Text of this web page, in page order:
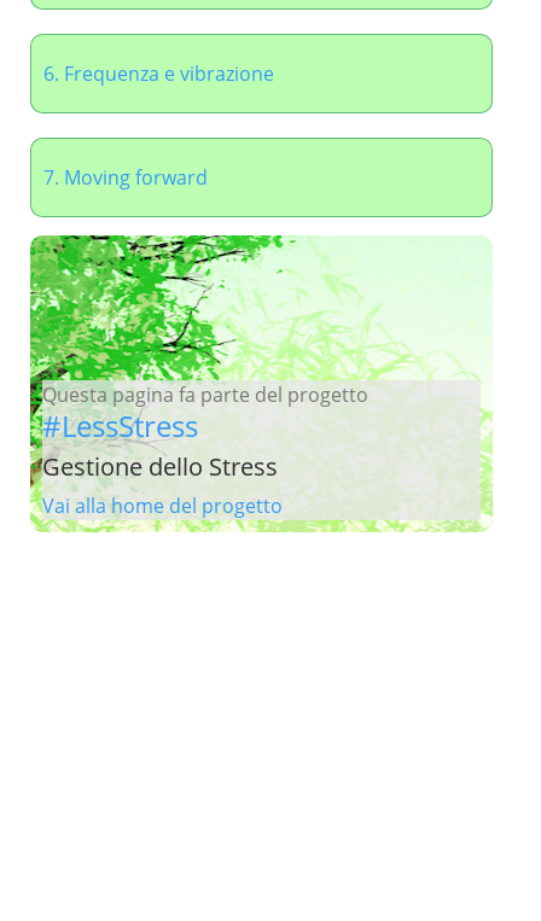
6. Frequenza e vibrazione
7. Moving forward
Questa pagina fa parte del progetto
#LessStress
Gestione dello Stress
Vai alla home del progetto